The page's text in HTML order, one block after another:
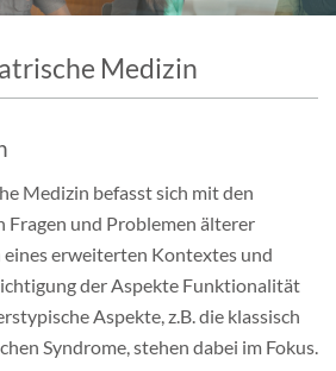
Medizin
Medizin befasst sich mit den
Fragen und Problemen älterer
eines erweiterten Kontextes und
der Aspekte Funktionalität
Aspekte, z.B. die klassisch
Syndrome, stehen dabei im Fokus.